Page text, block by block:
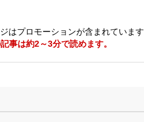
ジはプロモーションが含まれています
記事は約2～3分で読めます。